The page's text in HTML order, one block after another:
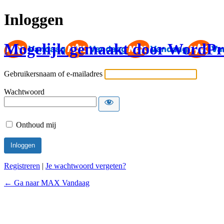
Inloggen
Mogelijk gemaakt door
Gebruikersnaam of e-mailadres
Wachtwoord
Onthoud mij
Registreren | Je wachtwoord vergeten?
← Ga naar MAX Vandaag